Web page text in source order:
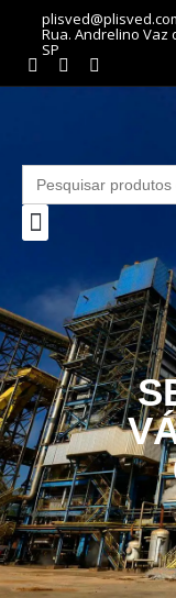
Rua. Andrelino Vaz
SP
Search
for: